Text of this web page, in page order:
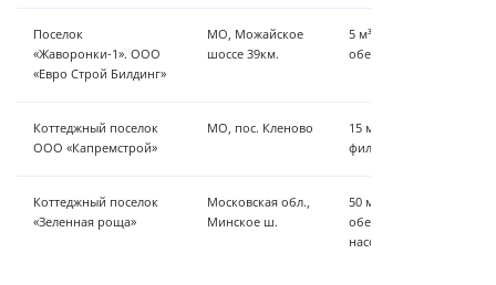
Поселок
«Жаворонки-1». ООО
«Евро Строй Билдинг»
МО, Можайское
шоссе 39км.
5 м³/ч – аэрация,
обеззараживание
Коттеджный поселок
ООО «Капремстрой»
МО, пос. Кленово
15 м³/ч - аэрация,
фильтрация,
Коттеджный поселок
«Зеленная роща»
Московская обл.,
Минское ш.
50 м³/ч - грубая
обезжелезивание, УФ
насосная станция